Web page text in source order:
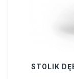
STOLIK